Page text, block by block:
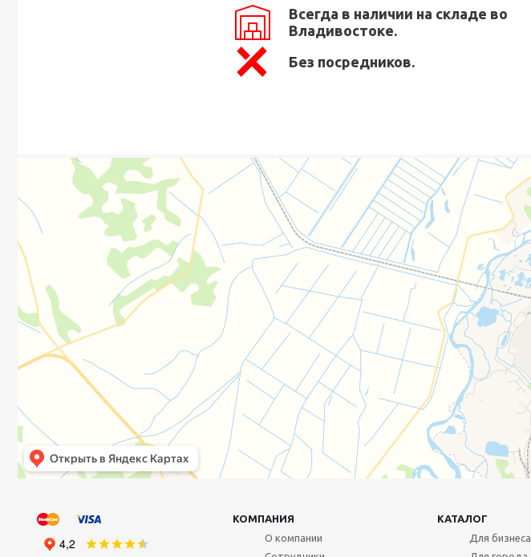
Всегда в наличии на складе во
Владивостоке.
Без посредников.
КОМПАНИЯ
КАТАЛОГ
О компании
Для бизнеса